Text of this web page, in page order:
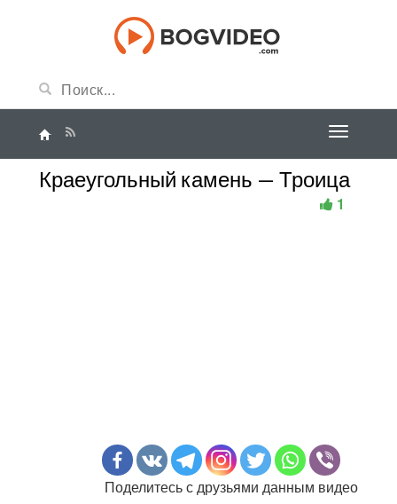
Краеугольный камень — Троица
1
Поделитесь с друзьями данным видео